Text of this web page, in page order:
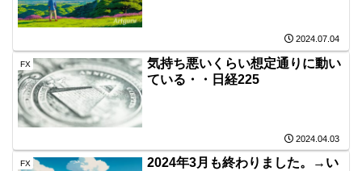
2024.07.04
FX
気持ち悪いくらい想定通りに動い
ている・・日経225
2024.04.03
FX
2024年3月も終わりました。→い